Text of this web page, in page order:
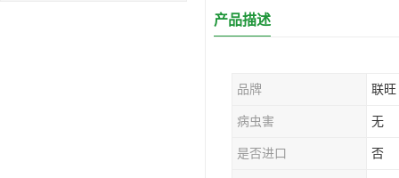
产品描述
品牌 联旺
病虫害 无
是否进口 否